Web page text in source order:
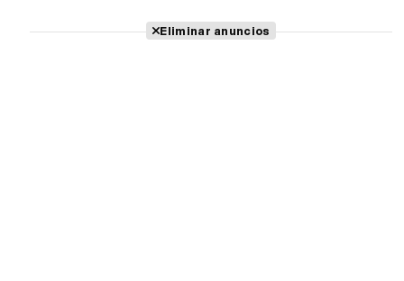
Eliminar anuncios